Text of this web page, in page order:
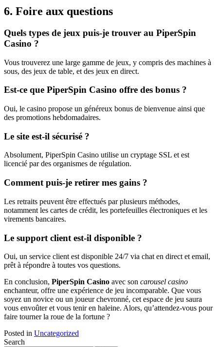
6. Foire aux questions
Quels types de jeux puis-je trouver au PiperSpin
Casino ?
Vous trouverez une large gamme de jeux, y compris des machines à
sous, des jeux de table, et des jeux en direct.
Est-ce que PiperSpin Casino offre des bonus ?
Oui, le casino propose un généreux bonus de bienvenue ainsi que
des promotions hebdomadaires.
Le site est-il sécurisé ?
Absolument, PiperSpin Casino utilise un cryptage SSL et est
licencié par des organismes de régulation.
Comment puis-je retirer mes gains ?
Les retraits peuvent être effectués par plusieurs méthodes,
notamment les cartes de crédit, les portefeuilles électroniques et les
virements bancaires.
Le support client est-il disponible ?
Oui, un service client est disponible 24/7 via chat en direct et email,
prêt à répondre à toutes vos questions.
En conclusion, PiperSpin Casino avec son carousel casino
enchanteur, offre une expérience de jeu incomparable. Que vous
soyez un novice ou un joueur chevronné, cet espace de jeu saura
vous envoûter et vous tenir en haleine. Alors, qu’attendez-vous pour
faire tourner la roue de la fortune ?
Posted in Uncategorized
Search